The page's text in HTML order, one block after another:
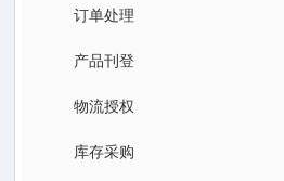
订单处理
产品刊登
物流授权
库存采购